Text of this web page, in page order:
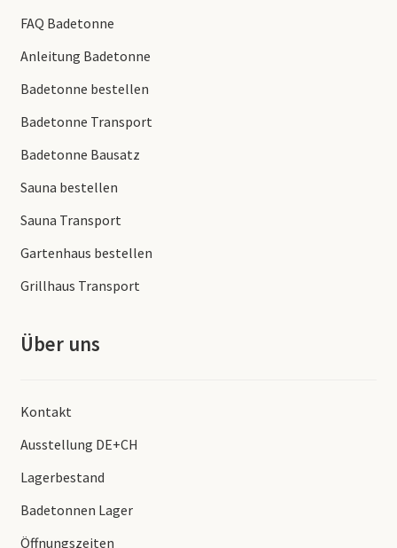
FAQ Badetonne
Anleitung Badetonne
Badetonne bestellen
Badetonne Transport
Badetonne Bausatz
Sauna bestellen
Sauna Transport
Gartenhaus bestellen
Grillhaus Transport
Über uns
Kontakt
Ausstellung DE+CH
Lagerbestand
Badetonnen Lager
Öffnungszeiten